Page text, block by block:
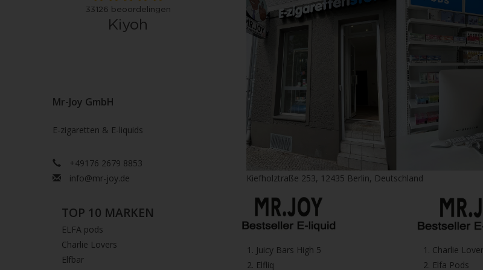
Mr-Joy GmbH
E-zigaretten & E-liquids
+49176 2679 8853
info@mr-joy.de
Kiefholztraße 253, 12435 Berlin, Deutschland
TOP 10 MARKEN
ELFA pods
Charlie Lovers
Elfbar
1.⁠ ⁠Juicy Bars High 5
2.⁠ ⁠⁠Elfliq
1.⁠ ⁠Charlie
2.⁠ ⁠⁠Elfa Pods